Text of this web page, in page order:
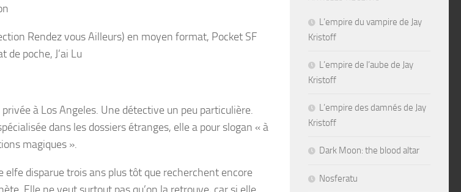
Rendez vous Ailleurs) en moyen format, Pocket SF
poche, J’ai Lu
à Los Angeles. Une détective un peu particulière.
dans les dossiers étranges, elle a pour slogan « à
magiques ».
elfe disparue trois ans plus tôt que recherchent encore
L’empire du vampire de Jay
Kristoff
L’empire de l’aube de Jay
Kristoff
L’empire des damnés de Jay
Kristoff
Dark Moon: the blood altar
Nosferatu